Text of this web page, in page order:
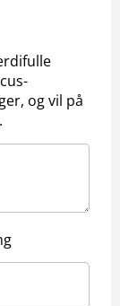
og vil på